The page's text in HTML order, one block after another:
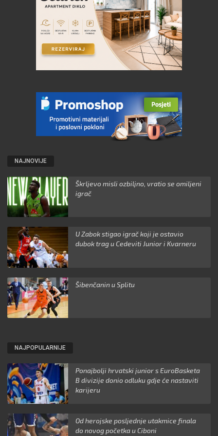
NAJNOVIJE
Škrljevo misli ozbiljno, vratio se omiljeni
igrač
U Zabok stigao igrač koji je ostavio
dubok trag u Cedeviti Junior i Kvarneru
Šibenčanin u Splitu
NAJPOPULARNIJE
Ponajbolji hrvatski junior s EuroBasketa
B divizije donio odluku gdje će nastaviti
karijeru
Od herojske posljednje utakmice finala
do novog početka u Ciboni